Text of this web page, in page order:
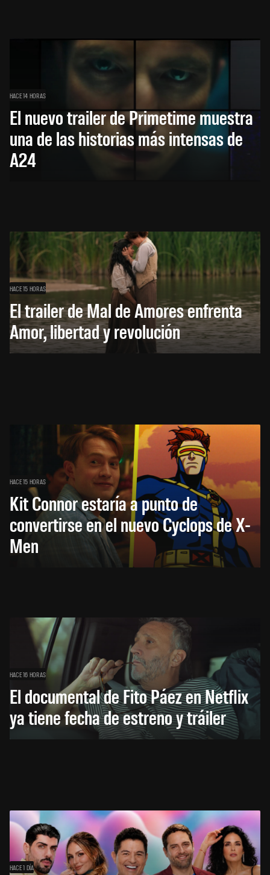
HACE 14 HORAS
El nuevo trailer de Primetime muestra
una de las historias más intensas de
A24
HACE 15 HORAS
El trailer de Mal de Amores enfrenta
Amor, libertad y revolución
HACE 15 HORAS
Kit Connor estaría a punto de
convertirse en el nuevo Cyclops de X-
Men
HACE 16 HORAS
El documental de Fito Páez en Netflix
ya tiene fecha de estreno y tráiler
HACE 1 DÍA